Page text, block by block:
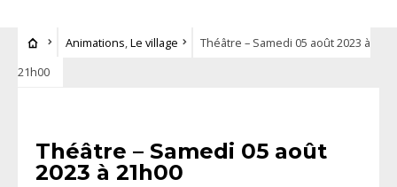
Animations,Le village
Théâtre – Samedi 05 août 2023 à
21h00
Théâtre – Samedi 05 août
2023 à 21h00